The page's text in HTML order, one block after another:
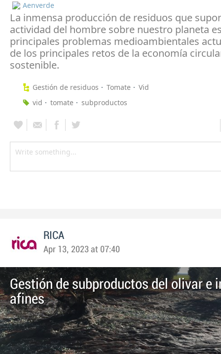
Aenverde
La inmensa producción de residuos que
actividad del hombre sobre nuestro planeta
principales problemas medioambientales
de los principales retos de la economía
sostenible.
Gestión de residuos Tomate
Vid
vid
tomate subproductos
RICA
Apr 13, 2023 at 07:40
Gestión de subproductos del olivar e
afines